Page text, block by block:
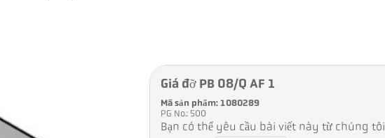
Giá đỡ PB 08/Q AF 1
Mã sản phẩm: 1080289
PG No.: 500
Bạn có thể yêu cầu bài viết này từ chúng tôi